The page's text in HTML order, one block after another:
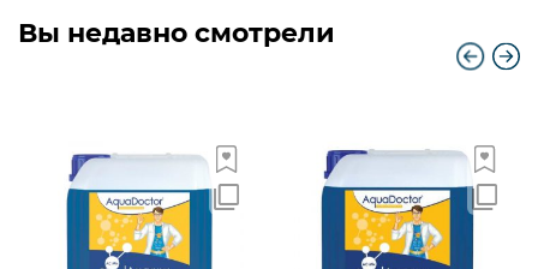
Вы недавно смотрели